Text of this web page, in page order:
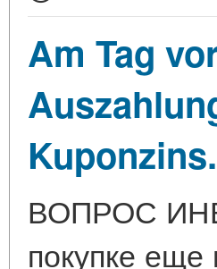
Am Tag
ВОПРОС
покупке